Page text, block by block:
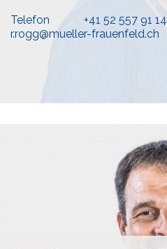
Telefon
+41 52 557 91 14
r.rogg@mueller-frauenfeld.ch